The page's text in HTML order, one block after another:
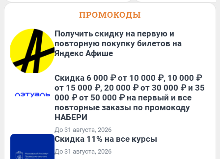
ПРОМОКОДЫ
Получить скидку на первую и
повторную покупку билетов на
Яндекс Афише
Скидка 6 000 ₽ от 10 000 ₽, 10 000 ₽
от 15 000 ₽, 20 000 ₽ от 30 000 ₽ и 35
000 ₽ от 50 000 ₽ на первый и все
повторные заказы по промокоду
НАБЕРИ
До 31 августа, 2026
Скидка 11% на все курсы
До 31 августа, 2026